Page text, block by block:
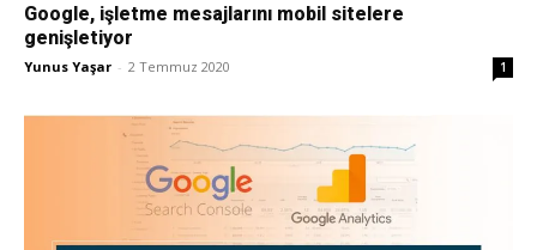
Google, işletme mesajlarını mobil sitelere
genişletiyor
Yunus Yaşar - 2 Temmuz 2020 1